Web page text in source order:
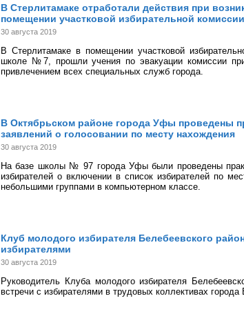
В Стерлитамаке отработали действия при
помещении участковой избирательной комиссии
30 августа 2019
В Стерлитамаке в помещении участковой
школе №7, прошли учения по эвакуации комиссии при
привлечением всех специальных служб города.
В Октябрьском районе города Уфы проведены
заявлений о голосовании по месту нахождения
30 августа 2019
На базе школы № 97 города Уфы были проведены
избирателей о включении в список избирателей по
небольшими группами в компьютерном классе.
Клуб молодого избирателя Белебеевского
избирателями
30 августа 2019
Руководитель Клуба молодого избирателя
встречи с избирателями в трудовых коллективах города